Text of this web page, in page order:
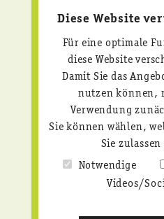
Wir bieten praxisnahe
uns mit klaren
Kinderschutz und
Mehr
Diese Website
Für eine optimale
diese Website
Damit Sie das
nutzen können,
Verwendung
Sie können wählen,
Sie
Notwendige
Videos/